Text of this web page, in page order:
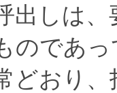
出しは
のであ
どおり